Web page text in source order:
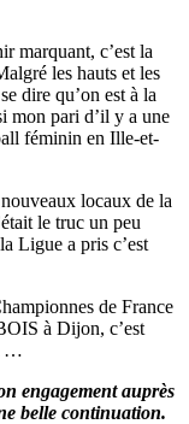
marquant, c’est la
les hauts et les
dire qu’on est à la
mon pari d’il y a une
féminin en Ille-et-
locaux de la
le truc un peu
Ligue a pris c’est
de France
à Dijon, c’est
…
engagement auprès
belle continuation.